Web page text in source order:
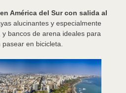
América del Sur con salida al
alucinantes y especialmente
bancos de arena ideales para
en bicicleta.